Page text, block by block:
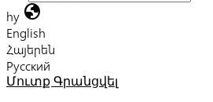
hy globe
English
Հայերեն
Русский
Մուտք Գրանցվել